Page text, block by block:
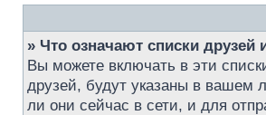
» Что означают списки друзей
Вы можете включать в эти
друзей, будут указаны в вашем
ли они сейчас в сети, и для